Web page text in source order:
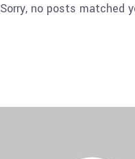
Sorry, no posts matched